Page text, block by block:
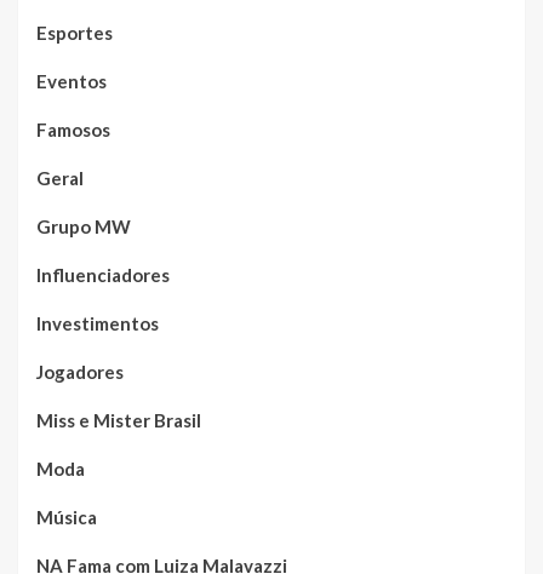
Esportes
Eventos
Famosos
Geral
Grupo MW
Influenciadores
Investimentos
Jogadores
Miss e Mister Brasil
Moda
Música
NA Fama com Luiza Malavazzi